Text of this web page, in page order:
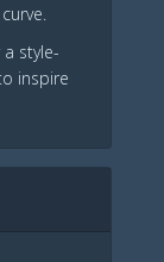
style-
inspire